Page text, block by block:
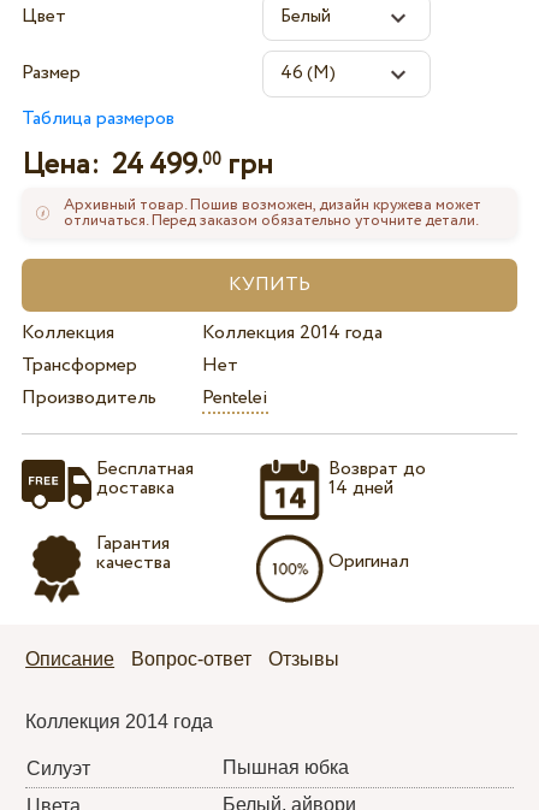
Цвет
Размер
Таблица размеров
Цена: 24 499.00грн
Архивный товар. Пошив возможен, дизайн кружева может
отличаться. Перед заказом обязательно уточните детали.
Коллекция
Коллекция 2014 года
Трансформер
Нет
Производитель
Pentelei
Бесплатная
доставка
Гарантия
качества
Возврат до
14 дней
Оригинал
Описание Вопрос-ответ Отзывы
Коллекция 2014 года
Силуэт
Пышная юбка
Цвета
Белый, айвори